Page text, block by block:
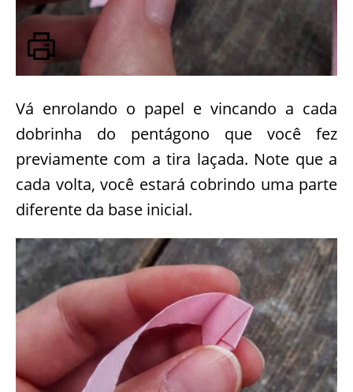
Vá enrolando o papel e vincando a cada
dobrinha do pentágono que você fez
previamente com a tira laçada. Note que a
cada volta, você estará cobrindo uma parte
diferente da base inicial.